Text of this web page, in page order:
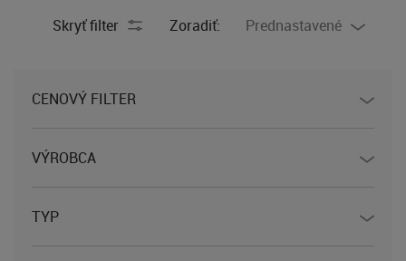
Skryť filter Zoradiť: Prednastavené
CENOVÝ FILTER
VÝROBCA
TYP